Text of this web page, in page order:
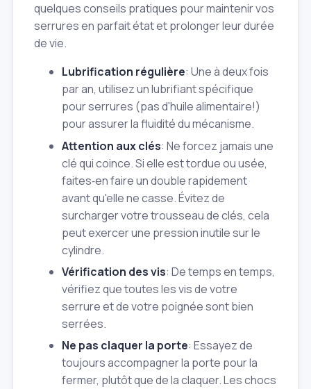
quelques conseils pratiques pour maintenir vos
serrures en parfait état et prolonger leur durée
de vie.
Lubrification régulière: Une à deux fois
par an, utilisez un lubrifiant spécifique
pour serrures (pas d'huile alimentaire!)
pour assurer la fluidité du mécanisme.
Attention aux clés: Ne forcez jamais une
clé qui coince. Si elle est tordue ou usée,
faites‑en faire un double rapidement
avant qu'elle ne casse. Évitez de
surcharger votre trousseau de clés, cela
peut exercer une pression inutile sur le
cylindre.
Vérification des vis: De temps en temps,
vérifiez que toutes les vis de votre
serrure et de votre poignée sont bien
serrées.
Ne pas claquer la porte: Essayez de
toujours accompagner la porte pour la
fermer, plutôt que de la claquer. Les chocs